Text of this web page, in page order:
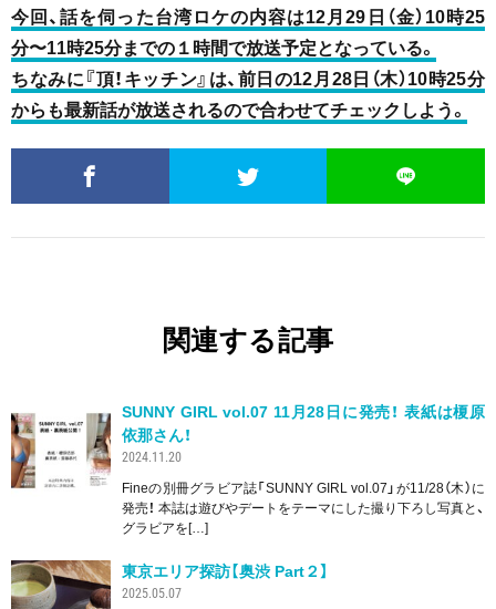
今回、話を伺った台湾ロケの内容は12月29日（金）10時25
分〜11時25分までの１時間で放送予定となっている。
ちなみに『頂！キッチン』は、前日の12月28日（木）10時25分
からも最新話が放送されるので合わせてチェックしよう。
関連する記事
SUNNY GIRL vol.07 11月28日に発売！ 表紙は榎原
依那さん！
2024.11.20
Fineの別冊グラビア誌「SUNNY GIRL vol.07」が11/28（木）に
発売！ 本誌は遊びやデートをテーマにした撮り下ろし写真と、
グラビアを[…]
東京エリア探訪【奥渋 Part２】
2025.05.07